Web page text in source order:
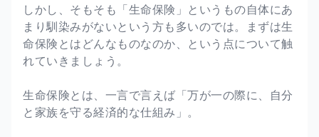
しかし、そもそも「生命保険」というもの自体にあ
まり馴染みがないという方も多いのでは。まずは生
命保険とはどんなものなのか、という点について触
れていきましょう。
生命保険とは、一言で言えば「万が一の際に、自分
と家族を守る経済的な仕組み」。